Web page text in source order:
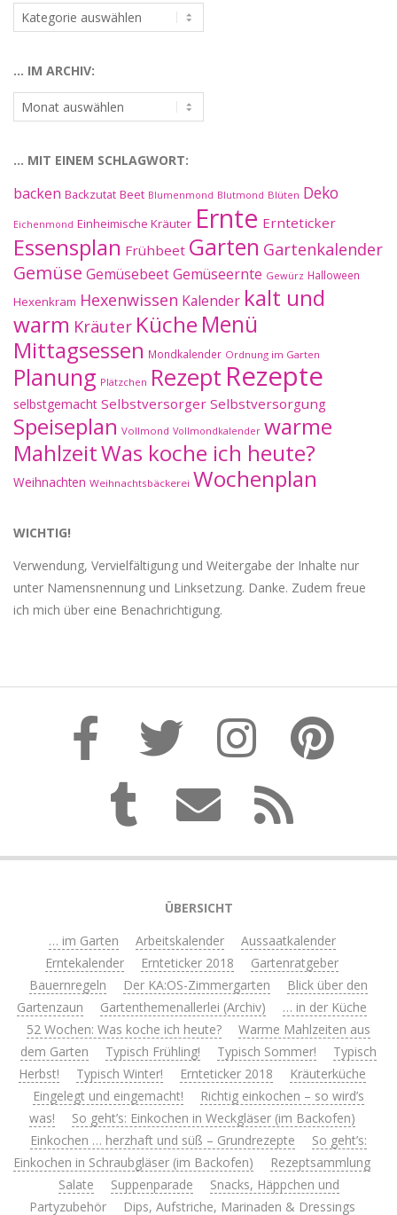
…
nach
… IM ARCHIV:
…
im
… MIT EINEM SCHLAGWORT:
backen Backzutat Beet Blumenmond Blutmond Blüten Deko
Eichenmond Einheimische Kräuter Ernte Ernteticker
Essensplan Frühbeet Garten Gartenkalender
Gemüse GemüsebeetGemüseernte Gewürz Halloween
Hexenkram Hexenwissen Kalender kalt und
warm Kräuter Küche Menü
Mittagsessen Mondkalender Ordnung im Garten
Planung Plätzchen Rezept Rezepte
selbstgemacht Selbstversorger Selbstversorgung
Speiseplan Vollmond Vollmondkalender warme
MahlzeitWas koche ich heute?
Weihnachten Weihnachtsbäckerei Wochenplan
WICHTIG!
Verwendung, Vervielfältigung und Weitergabe der Inhalte nur
unter Namensnennung und Linksetzung. Danke. Zudem freue
ich mich über eine Benachrichtigung.
ÜBERSICHT
… im Garten
Arbeitskalender
Aussaatkalender
Erntekalender
Ernteticker 2018
Gartenratgeber
Bauernregeln
Der KA:OS-Zimmergarten
Blick über den
Gartenzaun
Gartenthemenallerlei (Archiv)
… in der Küche
52 Wochen: Was koche ich heute?
Warme Mahlzeiten aus
dem Garten
Typisch Frühling! Typisch Sommer!
Typisch
Herbst!
Typisch Winter! Ernteticker 2018
Kräuterküche
Eingelegt und eingemacht!
Richtig einkochen – so wird’s
was!
So geht’s: Einkochen in Weckgläser (im Backofen)
Einkochen … herzhaft und süß – Grundrezepte
So geht’s:
Einkochen in Schraubgläser (im Backofen)
Rezeptsammlung
Salate
Suppenparade
Snacks, Häppchen und
Partyzubehör
Dips, Aufstriche, Marinaden & Dressings